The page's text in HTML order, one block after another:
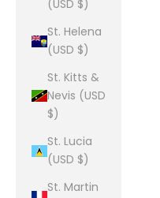
(USD $)
St. Helena
(USD $)
St. Kitts &
Nevis (USD
$)
St. Lucia
(USD $)
St. Martin